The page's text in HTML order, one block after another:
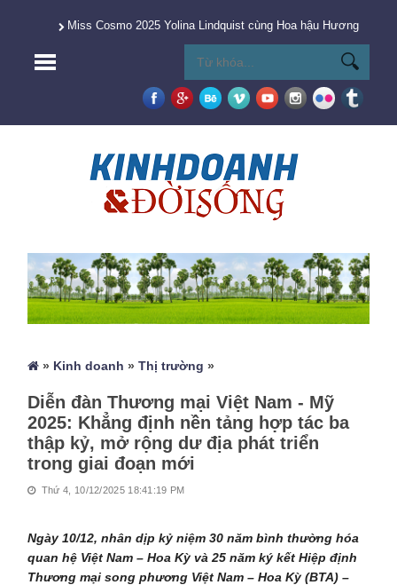
Miss Cosmo 2025 Yolina Lindquist cùng Hoa hậu Hương
» Kinh doanh »Thị trường »
Diễn đàn Thương mại Việt Nam - Mỹ
2025: Khẳng định nền tảng hợp tác ba
thập kỷ, mở rộng dư địa phát triển
trong giai đoạn mới
Thứ 4, 10/12/2025 18:41:19 PM
Ngày 10/12, nhân dịp kỷ niệm 30 năm bình thường hóa
quan hệ Việt Nam – Hoa Kỳ và 25 năm ký kết Hiệp định
Thương mại song phương Việt Nam – Hoa Kỳ (BTA) –